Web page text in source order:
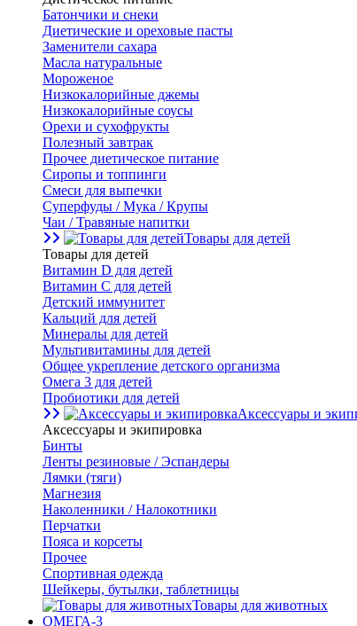
Батончики и снеки
Диетические и ореховые пасты
Заменители сахара
Масла натуральные
Мороженое
Низкокалорийные джемы
Низкокалорийные соусы
Орехи и сухофрукты
Полезный завтрак
Прочее диетическое питание
Сиропы и топпинги
Смеси для выпечки
Суперфуды / Мука / Крупы
Чаи / Травяные напитки
Товары для детей
Товары для детей
Витамин D для детей
Витамин С для детей
Детский иммунитет
Кальций для детей
Минералы для детей
Мультивитамины для детей
Общее укрепление детского организма
Омега 3 для детей
Пробиотики для детей
Аксессуары и
Аксессуары и экипировка
Бинты
Ленты резиновые / Эспандеры
Лямки (тяги)
Магнезия
Наколенники / Налокотники
Перчатки
Пояса и корсеты
Прочее
Спортивная одежда
Шейкеры, бутылки, таблетницы
Товары для животных
ОМЕГА-3